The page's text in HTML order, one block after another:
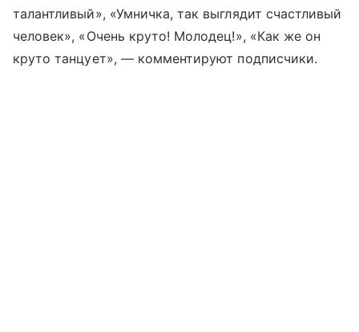
талантливый», «Умничка, так выглядит счастливый
человек», «Очень круто! Молодец!», «Как же он
круто танцует», — комментируют подписчики.